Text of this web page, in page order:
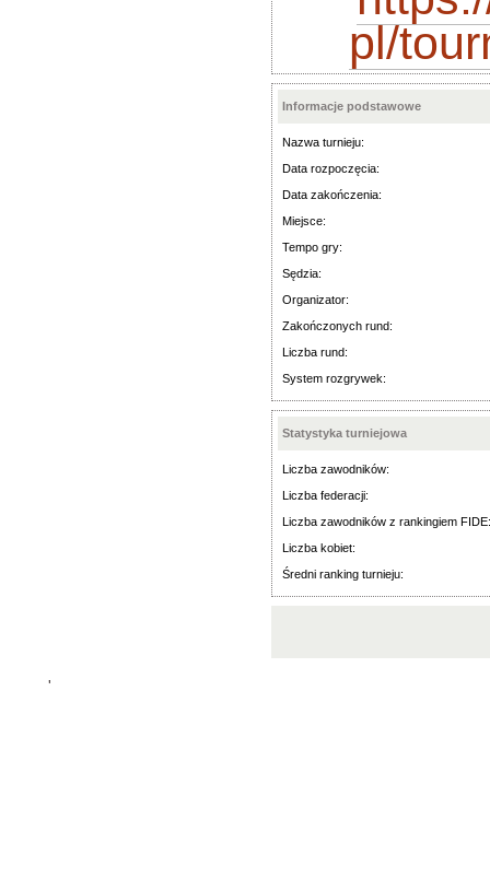
pl/
Informacje podstawowe
Nazwa turnieju:
Data rozpoczęcia:
Data zakończenia:
Miejsce:
Tempo gry:
Sędzia:
Organizator:
Zakończonych rund:
Liczba rund:
System rozgrywek:
Statystyka turniejowa
Liczba zawodników:
Liczba federacji:
Liczba zawodników z rankingiem FIDE:
Liczba kobiet:
Średni ranking turnieju:
'